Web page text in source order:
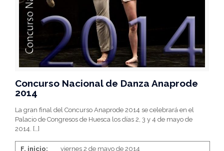
Concurso Nacional de Danza Anaprode
2014
La gran final del Concurso Anaprode 2014 se celebrará en el
Palacio de Congresos de Huesca los días 2, 3 y 4 de mayo de
2014. […]
F. inicio:
viernes 2 de mayo de 2014